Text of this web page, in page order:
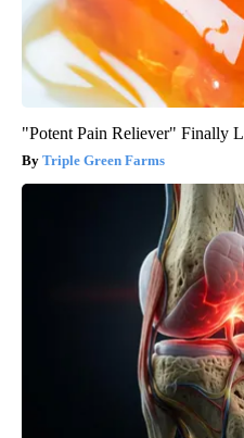
"Potent Pain Reliever" Finally
Triple Green Farms